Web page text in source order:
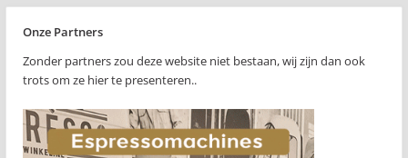
Onze Partners
Zonder partners zou deze website niet bestaan, wij zijn dan ook
trots om ze hier te presenteren..